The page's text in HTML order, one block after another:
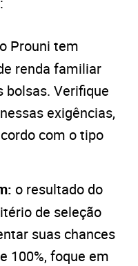
Prouni tem
renda familiar
bolsas. Verifique
exigências,
com o tipo
o resultado do
de seleção
suas chances
100%, foque em